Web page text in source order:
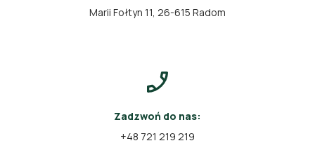
Marii Fołtyn 11, 26-615 Radom
Zadzwoń do nas:
+48 721 219 219